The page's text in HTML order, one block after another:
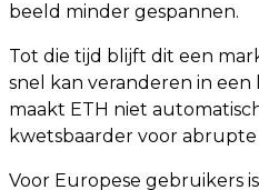
beeld minder gespannen.
Tot die tijd blijft dit een
snel kan veranderen in een
maakt ETH niet
kwetsbaarder voor
Voor Europese gebruikers